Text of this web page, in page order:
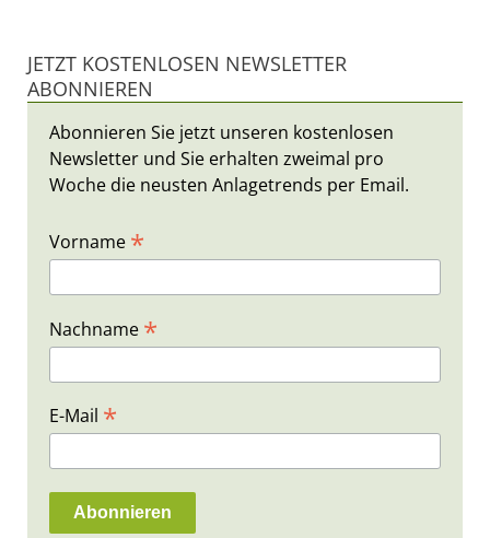
JETZT KOSTENLOSEN NEWSLETTER
ABONNIEREN
Abonnieren Sie jetzt unseren kostenlosen
Newsletter und Sie erhalten zweimal pro
Woche die neusten Anlagetrends per Email.
Vorname *
Nachname *
E-Mail *